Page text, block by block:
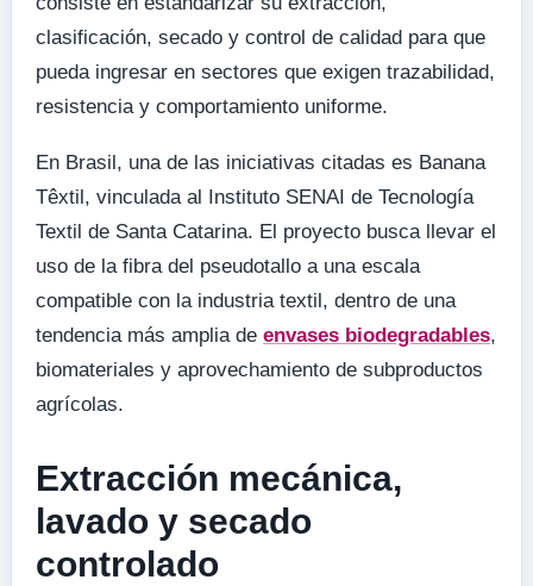
clasificación, secado y control de calidad para que
pueda ingresar en sectores que exigen trazabilidad,
resistencia y comportamiento uniforme.
En Brasil, una de las iniciativas citadas es Banana
Têxtil, vinculada al Instituto SENAI de Tecnología
Textil de Santa Catarina. El proyecto busca llevar el
uso de la fibra del pseudotallo a una escala
compatible con la industria textil, dentro de una
tendencia más amplia de envases biodegradables,
biomateriales y aprovechamiento de subproductos
agrícolas.
Extracción mecánica,
lavado y secado
controlado